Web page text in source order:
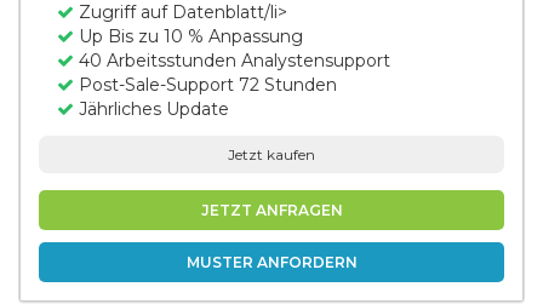
Zugriff auf Datenblatt/li>
Up Bis zu 10 % Anpassung
40 Arbeitsstunden Analystensupport
Post-Sale-Support 72 Stunden
Jährliches Update
Jetzt kaufen
JETZT ANFRAGEN
MUSTER ANFORDERN